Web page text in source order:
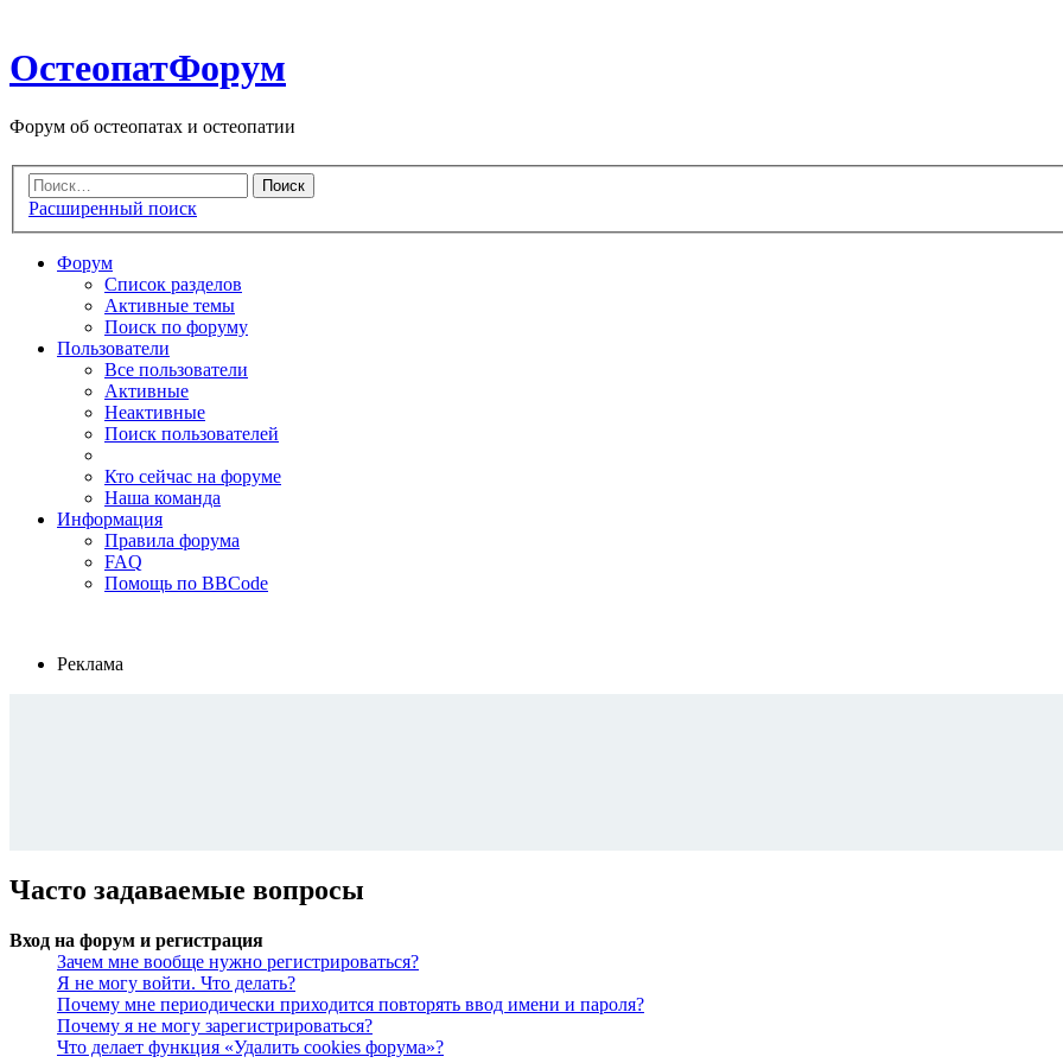
ОстеопатФорум
Форум об остеопатах и остеопатии
Расширенный поиск
Форум
Список разделов
Активные темы
Поиск по форуму
Пользователи
Все пользователи
Активные
Неактивные
Поиск пользователей
Кто сейчас на форуме
Наша команда
Информация
Правила форума
FAQ
Помощь по BBCode
Реклама
Часто задаваемые вопросы
Вход на форум и регистрация
Зачем мне вообще нужно регистрироваться?
Я не могу войти. Что делать?
Почему мне периодически приходится повторять ввод имени и пароля?
Почему я не могу зарегистрироваться?
Что делает функция «Удалить cookies форума»?